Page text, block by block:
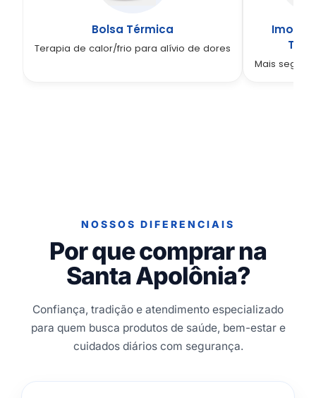
Bolsa Térmica
Terapia de calor/frio para alívio de dores
Mais
NOSSOS DIFERENCIAIS
Por que comprar na
Santa Apolônia?
Confiança, tradição e atendimento especializado
para quem busca produtos de saúde, bem-estar e
cuidados diários com segurança.